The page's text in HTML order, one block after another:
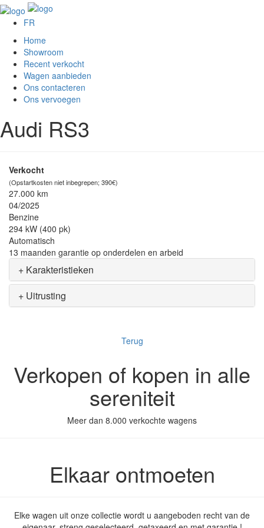
FR
Home
Showroom
Recent verkocht
Wagen aanbieden
Ons contacteren
Ons vervoegen
Audi RS3
Verkocht
(Opstartkosten niet inbegrepen; 390€)
27.000 km
04/2025
Benzine
294 kW (400 pk)
Automatisch
13 maanden garantie op onderdelen en arbeid
+ Karakteristieken
+ Uitrusting
Terug
Verkopen of kopen in alle
sereniteit
Meer dan 8.000 verkochte wagens
Elkaar ontmoeten
Elke wagen uit onze collectie wordt u aangeboden recht van de